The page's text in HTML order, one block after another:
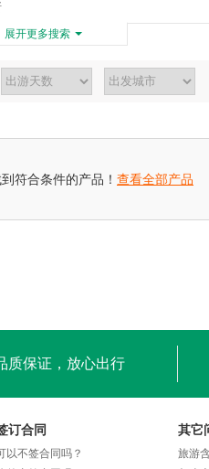
展开更多搜索
符合条件的产品！ 查看全部产品
质保证，放心出行
订合同
以不签合同吗？
其它
旅游